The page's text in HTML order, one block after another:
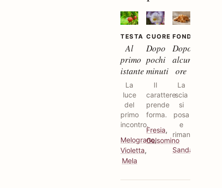
TESTA
Al
primo
istante
La
luce
del
primo
incontro.
Melograno,
Violetta,
Mela
CUORE
Dopo
pochi
minuti
Il
carattere
prende
forma.
Fresia,
Gelsomino
FONDO
Dopo
alcune
ore
La
scia
si
posa
e
rimane.
Sandalo